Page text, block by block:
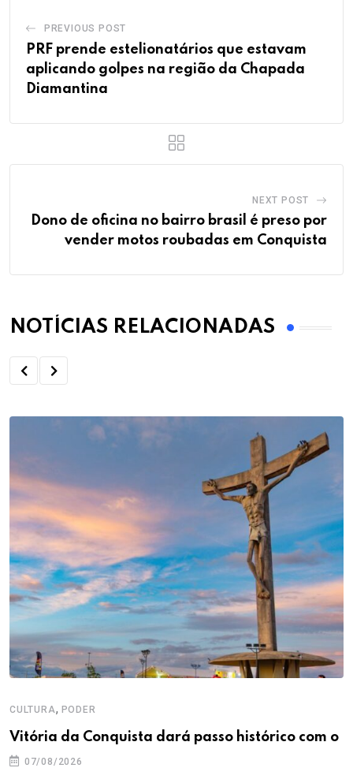
PREVIOUS POST
PRF prende estelionatários que estavam
aplicando golpes na região da Chapada
Diamantina
NEXT POST
Dono de oficina no bairro brasil é preso por
vender motos roubadas em Conquista
NOTÍCIAS RELACIONADAS
CULTURA, PODER
Vitória da Conquista dará passo histórico com o
07/08/2026